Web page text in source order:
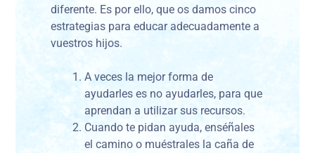
diferente. Es por ello, que os damos cinco
estrategias para educar adecuadamente a
vuestros hijos.
A veces la mejor forma de
ayudarles es no ayudarles, para que
aprendan a utilizar sus recursos.
Cuando te pidan ayuda, enséñales
el camino o muéstrales la caña de